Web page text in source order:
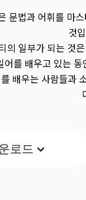
문법과 어휘를 마
것
의 일부가 되는 것
어를 배우고 있는
배우는 사람들과
로드